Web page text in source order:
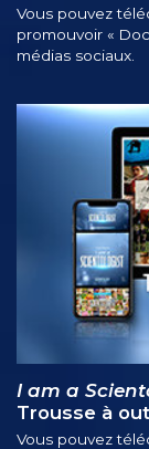
Vous pouvez
promouvoir «
médias sociaux.
I am a
Trousse à
Vous pouvez